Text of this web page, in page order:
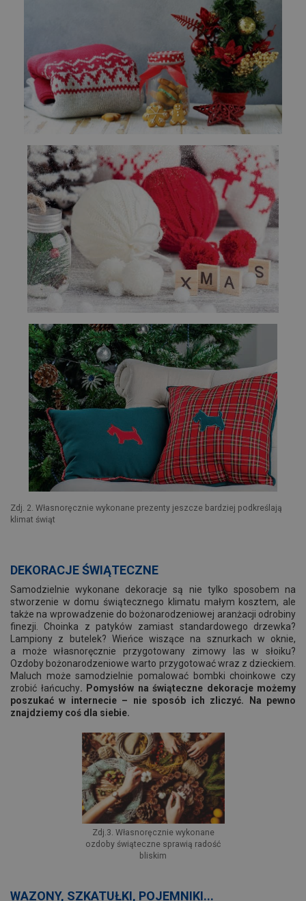
Zdj. 2. Własnoręcznie wykonane prezenty jeszcze bardziej podkreślają
klimat świąt
DEKORACJE ŚWIĄTECZNE
Samodzielnie wykonane dekoracje są nie tylko sposobem na
stworzenie w domu świątecznego klimatu małym kosztem, ale
także na wprowadzenie do bożonarodzeniowej aranżacji odrobiny
finezji. Choinka z patyków zamiast standardowego drzewka?
Lampiony z butelek? Wieńce wiszące na sznurkach w oknie,
a może własnoręcznie przygotowany zimowy las w słoiku?
Ozdoby bożonarodzeniowe warto przygotować wraz z dzieckiem.
Maluch może samodzielnie pomalować bombki choinkowe czy
zrobić łańcuchy. Pomysłów na świąteczne dekoracje możemy
poszukać w internecie – nie sposób ich zliczyć. Na pewno
znajdziemy coś dla siebie.
Zdj.3. Własnoręcznie wykonane
ozdoby świąteczne sprawią radość
bliskim
WAZONY, SZKATUŁKI, POJEMNIKI...